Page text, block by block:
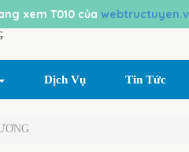
Dịch Vụ Tin Tức
xem T010 của